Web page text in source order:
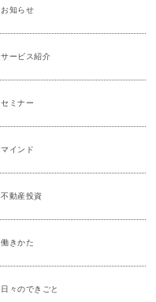
お知らせ
サービス紹介
セミナー
マインド
不動産投資
働きかた
日々のできごと